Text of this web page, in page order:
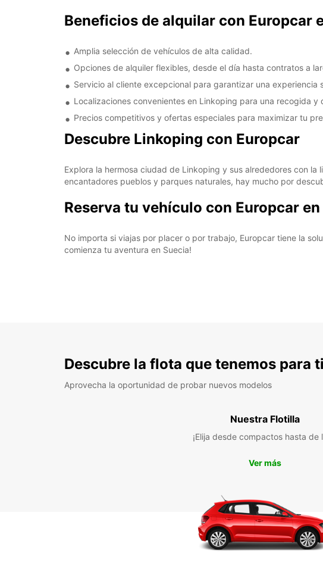
Beneficios de alquilar con Europcar
Amplia selección de vehículos de alta calidad.
Opciones de alquiler flexibles, desde el día hasta contratos a
Servicio al cliente excepcional para garantizar una experiencia
Localizaciones convenientes en Linkoping para una recogida y
Precios competitivos y ofertas especiales para maximizar tu
Descubre Linkoping con Europcar
Explora la hermosa ciudad de Linkoping y sus alrededores con
encantadores pueblos y parques naturales, hay mucho por
Reserva tu vehículo con Europcar
No importa si viajas por placer o por trabajo, Europcar tiene la
comienza tu aventura en Suecia!
Descubre la flota que tenemos para ti
Aprovecha la oportunidad de probar nuevos modelos
Nuestra Flotilla
¡Elija desde compactos hasta de
Ver más